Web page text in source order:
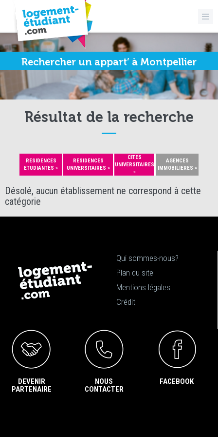
Rechercher un appart’ à Montpellier
Résultat de la recherche
RESIDENCES
ETUDIANTES »
RESIDENCES
UNIVERSITAIRES »
CITES
UNIVERSITAIRES
»
AGENCES
IMMOBILIERES »
Désolé, aucun établissement ne correspond à cette
catégorie
Qui sommes-nous?
Plan du site
Mentions légales
Crédit
DEVENIR
PARTENAIRE
NOUS
CONTACTER
FACEBOOK